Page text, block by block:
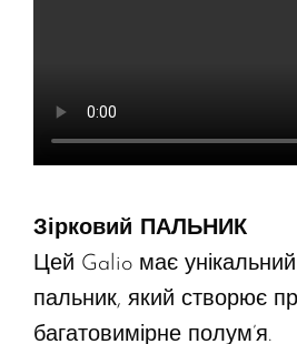
Зірковий ПАЛЬНИК
Цей Galio має унікальний
пальник, який створює
багатовимірне полум’я.